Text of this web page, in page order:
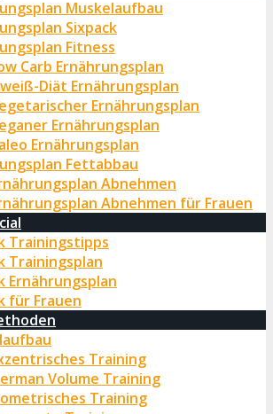
Muskelaufbau
Sixpack
Fitness
Carb Ernährungsplan
Diät Ernährungsplan
Ernährungsplan
Ernährungsplan
Ernährungsplan
Fettabbau
Abnehmen
Abnehmen für Frauen
Trainingstipps
Trainingsplan
Ernährungsplan
für Frauen
Training
Volume Training
Training